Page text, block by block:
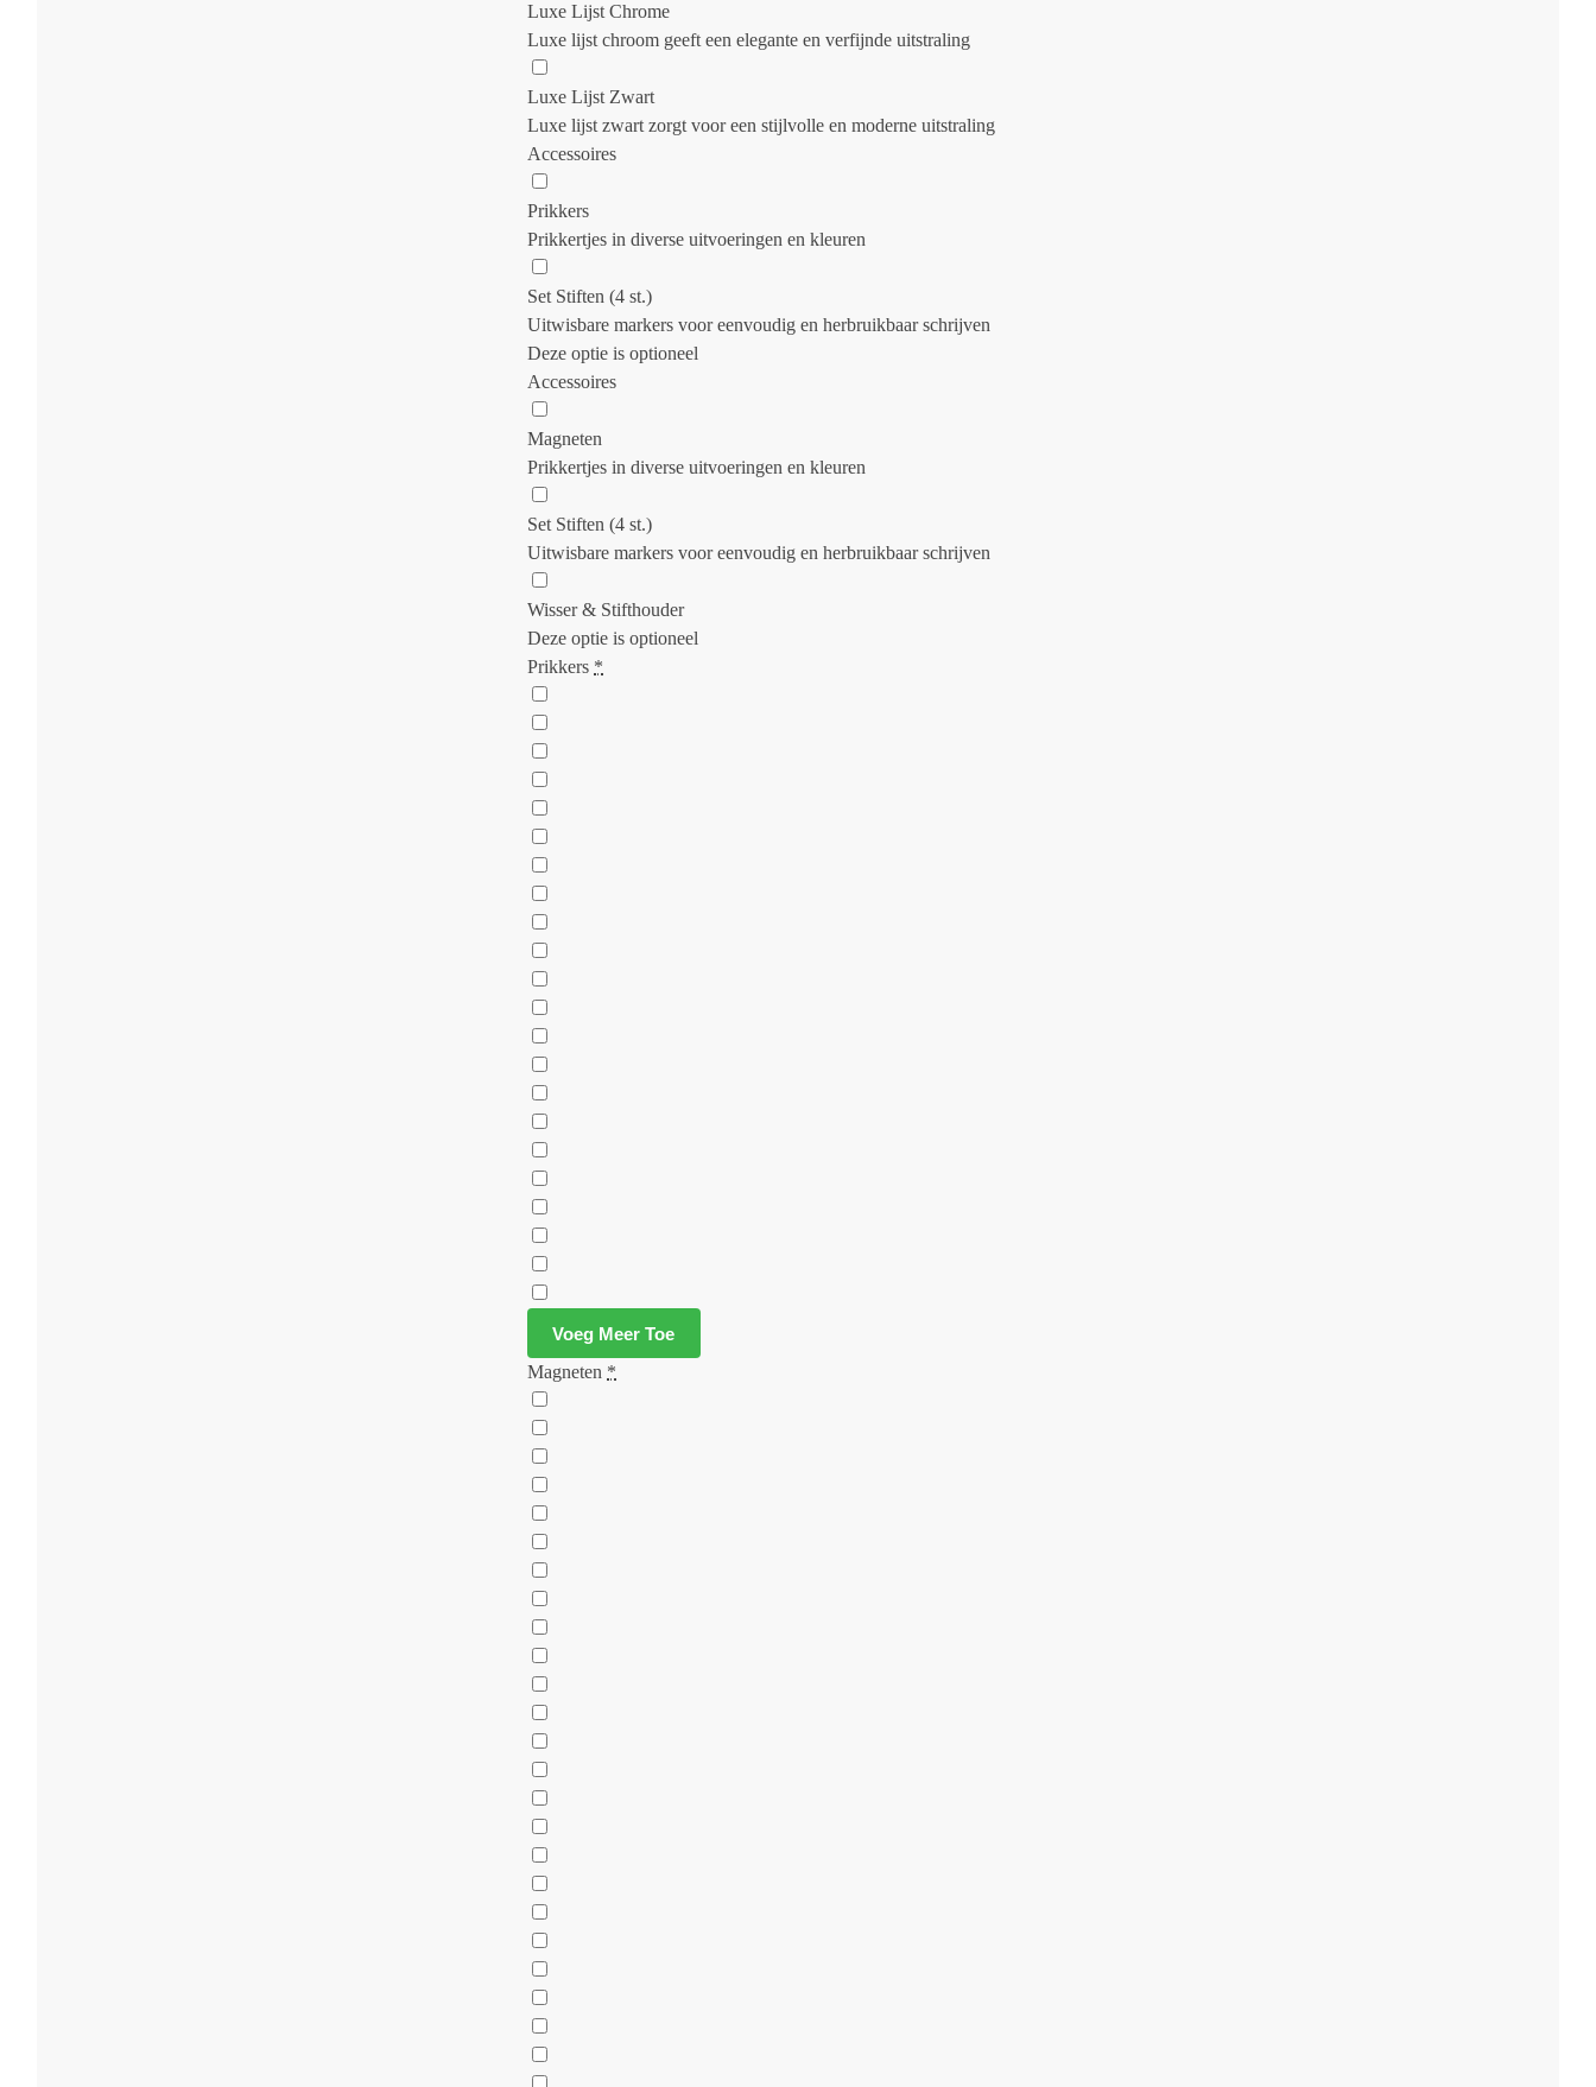
Luxe Lijst Chrome
Luxe lijst chroom geeft een elegante en verfijnde uitstraling
Luxe Lijst Zwart
Luxe lijst zwart zorgt voor een stijlvolle en moderne uitstraling
Accessoires
Prikkers
Prikkertjes in diverse uitvoeringen en kleuren
Set Stiften (4 st.)
Uitwisbare markers voor eenvoudig en herbruikbaar schrijven
Deze optie is optioneel
Accessoires
Magneten
Prikkertjes in diverse uitvoeringen en kleuren
Set Stiften (4 st.)
Uitwisbare markers voor eenvoudig en herbruikbaar schrijven
Wisser & Stifthouder
Deze optie is optioneel
Prikkers *
Voeg Meer Toe
Magneten *